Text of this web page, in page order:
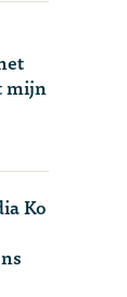
mijn
Ko